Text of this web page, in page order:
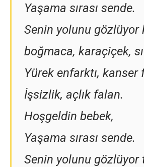
Yaşama sırası sende.
Senin yolunu gözlüyor
boğmaca, karaçiçek,
Yürek enfarktı, kanser
İşsizlik, açlık falan.
Hoşgeldin bebek,
Yaşama sırası sende.
Senin yolunu gözlüyor